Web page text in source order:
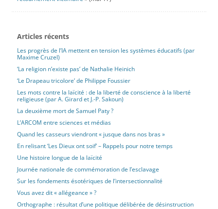
Articles récents
Les progrès de l’IA mettent en tension les systèmes éducatifs (par
Maxime Cruzel)
‘La religion n’existe pas’ de Nathalie Heinich
‘Le Drapeau tricolore’ de Philippe Foussier
Les mots contre la laïcité : de la liberté de conscience à la liberté
religieuse (par A. Girard et J.-P. Sakoun)
La deuxième mort de Samuel Paty ?
L’ARCOM entre sciences et médias
Quand les casseurs viendront « jusque dans nos bras »
En relisant ‘Les Dieux ont soif’ – Rappels pour notre temps
Une histoire longue de la laïcité
Journée nationale de commémoration de l’esclavage
Sur les fondements ésotériques de l’intersectionnalité
Vous avez dit « allégeance » ?
Orthographe : résultat d’une politique délibérée de désinstruction